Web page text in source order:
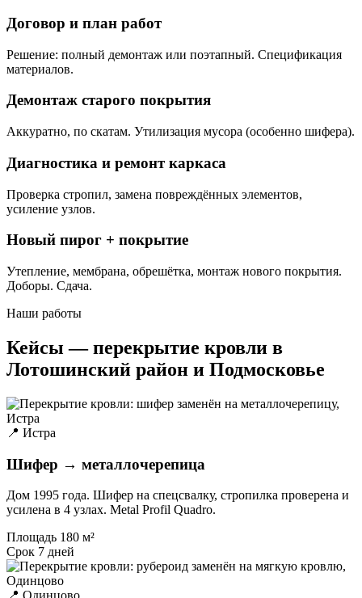
Договор и план работ
Решение: полный демонтаж или поэтапный. Спецификация
материалов.
Демонтаж старого покрытия
Аккуратно, по скатам. Утилизация мусора (особенно шифера).
Диагностика и ремонт каркаса
Проверка стропил, замена повреждённых элементов,
усиление узлов.
Новый пирог + покрытие
Утепление, мембрана, обрешётка, монтаж нового покрытия.
Доборы. Сдача.
Наши работы
Кейсы — перекрытие кровли в
Лотошинский район и Подмосковье
📍 Истра
Шифер → металлочерепица
Дом 1995 года. Шифер на спецсвалку, стропилка проверена и
усилена в 4 узлах. Metal Profil Quadro.
Площадь 180 м²
Срок 7 дней